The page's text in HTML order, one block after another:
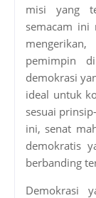
misi yang
semacam ini
pemimpin
demokrasi
ideal untuk
sesuai
ini, senat
demokratis
berbanding
Demokrasi